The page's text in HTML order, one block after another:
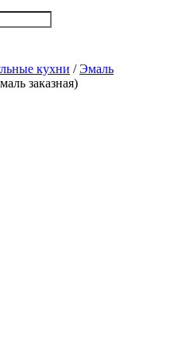
кухни /Эмаль
заказная)